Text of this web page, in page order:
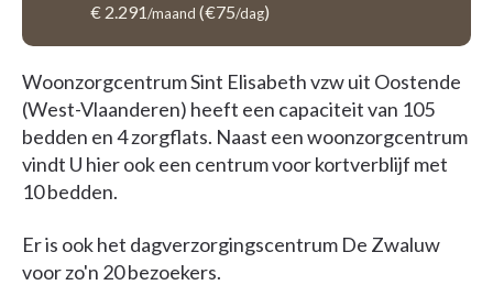
€ 2.291/maand (€75/dag)
Woonzorgcentrum Sint Elisabeth vzw uit Oostende
(West-Vlaanderen) heeft een capaciteit van 105
bedden en 4 zorgflats. Naast een woonzorgcentrum
vindt U hier ook een centrum voor kortverblijf met
10 bedden.
Er is ook het dagverzorgingscentrum De Zwaluw
voor zo'n 20 bezoekers.